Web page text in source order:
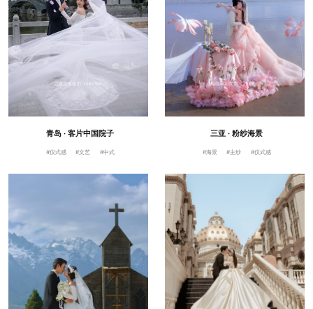
青岛 · 客片中国院子
#仪式感 #文艺 #中式
三亚 · 粉纱海景
#海景 #主纱 #仪式感